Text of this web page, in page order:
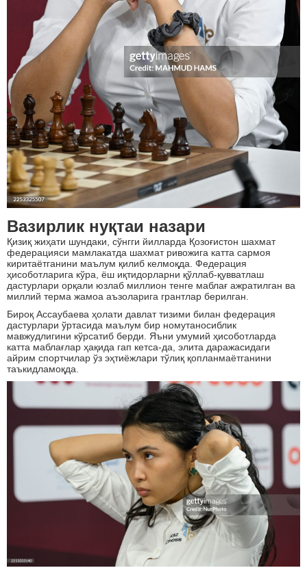
Вазирлик нуқтаи назари
Қизиқ жиҳати шундаки, сўнгги йилларда Қозоғистон шахмат
федерацияси мамлакатда шахмат ривожига катта сармоя
киритаётганини маълум қилиб келмоқда. Федерация
ҳисоботларига кўра, ёш иқтидорларни қўллаб-қувватлаш
дастурлари орқали юзлаб миллион тенге маблағ ажратилган ва
миллий терма жамоа аъзоларига грантлар берилган.
Бироқ Ассаубаева ҳолати давлат тизими билан федерация
дастурлари ўртасида маълум бир номутаносиблик
мавжудлигини кўрсатиб берди. Яъни умумий ҳисоботларда
катта маблағлар ҳақида гап кетса-да, элита даражасидаги
айрим спортчилар ўз эҳтиёжлари тўлиқ қопланмаётганини
таъкидламоқда.